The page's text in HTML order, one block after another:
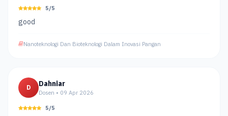
5/5
good
Nanoteknologi Dan Bioteknologi Dalam Inovasi Pangan
D Dahniar
Dosen • 09 Apr 2026
5/5